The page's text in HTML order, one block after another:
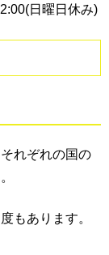
日曜日休み)
れぞれの国の
もあります。